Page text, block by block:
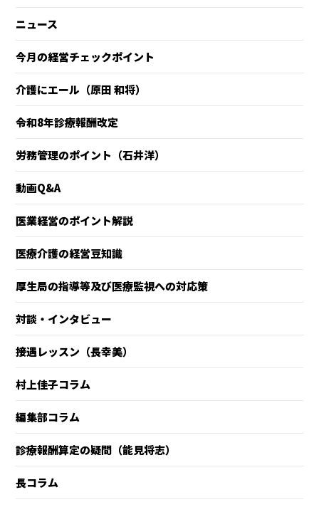
ニュース
今月の経営チェックポイント
介護にエール（原田 和将）
令和8年診療報酬改定
労務管理のポイント（石井洋）
動画Q&A
医業経営のポイント解説
医療介護の経営豆知識
厚生局の指導等及び医療監視への対応策
対談・インタビュー
接遇レッスン（長幸美）
村上佳子コラム
編集部コラム
診療報酬算定の疑問（能見将志）
長コラム